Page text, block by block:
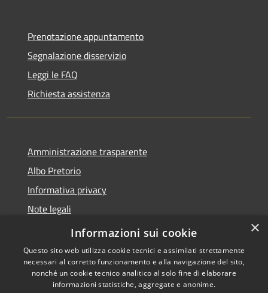
Prenotazione appuntamento
Segnalazione disservizio
Leggi le FAQ
Richiesta assistenza
Amministrazione trasparente
Albo Pretorio
Informativa privacy
Note legali
Dichiarazione di accessibilità
Copyright © 2026 • Comune di
×
Informazioni sui cookie
Questo sito web utilizza cookie tecnici e assimilati strettamente
necessari al corretto funzionamento e alla navigazione del sito,
nonché un cookie tecnico analitico al solo fine di elaborare
informazioni statistiche, aggregate e anonime.